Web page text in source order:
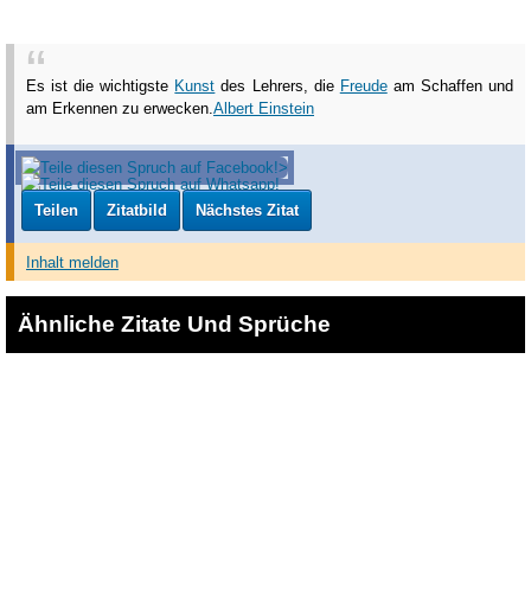
Es ist die wichtigste Kunst des Lehrers, die Freudeam Schaffen und
am Erkennen zu erwecken.Albert Einstein
Teilen Zitatbild Nächstes Zitat
Inhalt melden
Ähnliche Zitate Und Sprüche